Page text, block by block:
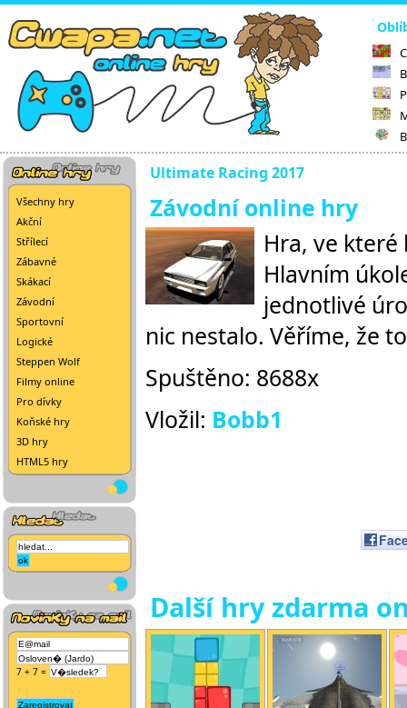
Všechny hry
Akční
Střílecí
Zábavné
Skákací
Závodní
Sportovní
Logické
Steppen Wolf
Filmy online
Pro dívky
Koňské hry
3D hry
HTML5 hry
7 + 7 =
Ultimate Racing 2017
Závodní online hry
Hra, ve
Hlavním
jednotlivé
nic nestalo. Věříme, že
Spuštěno: 8688x
Vložil: Bobb1
Další hry zdarma